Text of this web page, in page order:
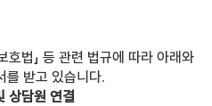
호법」 등 관련 법규에 따라 아래와
를 받고 있습니다.
상담원 연결